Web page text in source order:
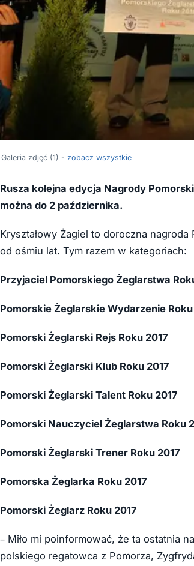
Galeria zdjęć (1) - zobacz wszystkie
Rusza kolejna edycja Nagrody
można do 2 października.
Kryształowy Żagiel to doroczna
od ośmiu lat. Tym razem w kategoriach:
Przyjaciel Pomorskiego Żeglarstwa
Pomorskie Żeglarskie Wydarzenie Roku
Pomorski Żeglarski Rejs Roku 2017
Pomorski Żeglarski Klub Roku 2017
Pomorski Żeglarski Talent Roku 2017
Pomorski Nauczyciel Żeglarstwa Roku
Pomorski Żeglarski Trener Roku 2017
Pomorska Żeglarka Roku 2017
Pomorski Żeglarz Roku 2017
– Miło mi poinformować, że ta ostatnia
polskiego regatowca z Pomorza,